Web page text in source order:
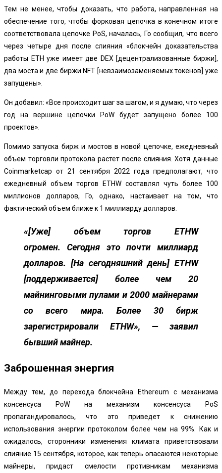
Тем не менее, чтобы доказать, что работа, направленная на
обеспечение того, чтобы форковая цепочка в конечном итоге
соответствовала цепочке PoS, началась, Го сообщил, что всего
через четыре дня после слияния «блокчейн доказательства
работы ETH уже имеет две DEX [децентрализованные биржи],
два моста и две биржи NFT [невзаимозаменяемых токенов] уже
запущены».
Он добавил: «Все происходит шаг за шагом, и я думаю, что через
год на вершине цепочки PoW будет запущено более 100
проектов».
Помимо запуска бирж и мостов в новой цепочке, ежедневный
объем торговли протокола растет после слияния. Хотя данные
Coinmarketcap от 21 сентября 2022 года предполагают, что
ежедневный объем торгов ETHW составлял чуть более 100
миллионов долларов, Го, однако, настаивает на том, что
фактический объем ближе к 1 миллиарду долларов.
«[Уже] объем торгов ETHW
огромен. Сегодня это почти миллиард
долларов. [На сегодняшний день] ETHW
[поддерживается] более чем 20
майнинговыми пулами и 2000 майнерами
со всего мира. Более 30 бирж
зарегистрировали ETHW», — заявил
бывший майнер.
Заброшенная энергия
Между тем, до перехода блокчейна Ethereum с механизма
консенсуса PoW на механизм консенсуса PoS
пропагандировалось, что это приведет к снижению
использования энергии протоколом более чем на 99%. Как и
ожидалось, сторонники изменения климата приветствовали
слияние 15 сентября, которое, как теперь опасаются некоторые
майнеры, придаст смелости противникам механизма